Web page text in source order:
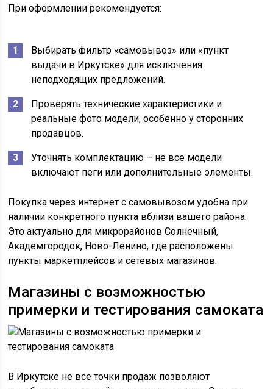
При оформлении рекомендуется:
Выбирать фильтр «самовывоз» или «пункт
выдачи в Иркутске» для исключения
неподходящих предложений.
Проверять технические характеристики и
реальные фото модели, особенно у сторонних
продавцов.
Уточнять комплектацию – не все модели
включают пеги или дополнительные элементы.
Покупка через интернет с самовывозом удобна при
наличии конкретного пункта вблизи вашего района.
Это актуально для микрорайонов Солнечный,
Академгородок, Ново-Ленино, где расположены
пункты маркетплейсов и сетевых магазинов.
Магазины с возможностью
примерки и тестирования самоката
В Иркутске не все точки продаж позволяют